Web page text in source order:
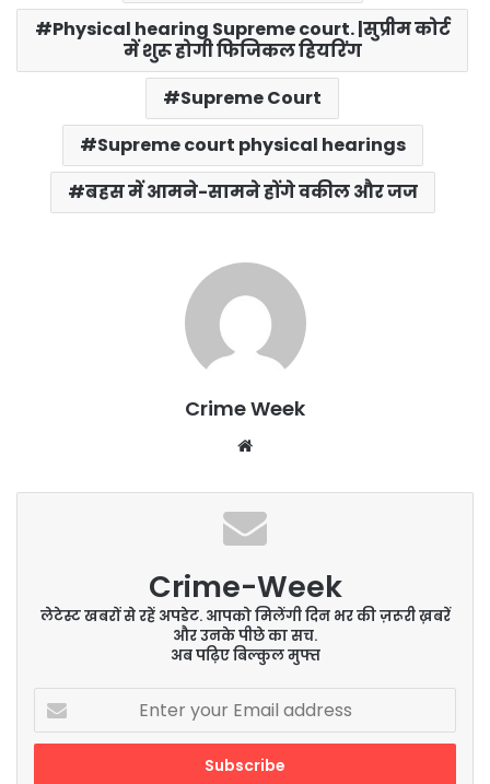
Physical hearing Supreme court. |सुप्रीम कोर्ट
में शुरू होगी फिजिकल हियरिंग
Supreme Court
Supreme court physical hearings
बहस में आमने-सामने होंगे वकील और जज
Crime Week
Crime-Week
लेटेस्ट खबरों से रहें अपडेट. आपको मिलेंगी दिन भर की ज़रूरी ख़बरें
और उनके पीछे का सच.
अब पढ़िए बिल्कुल मुफ्त
your
Email